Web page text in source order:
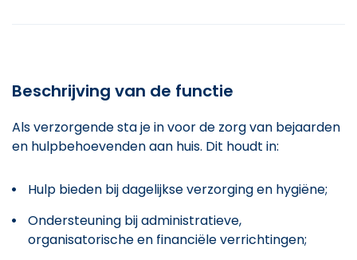
Beschrijving van de functie
Als verzorgende sta je in voor de zorg van bejaarden
en hulpbehoevenden aan huis. Dit houdt in:
Hulp bieden bij dagelijkse verzorging en hygiëne;
Ondersteuning bij administratieve,
organisatorische en financiële verrichtingen;